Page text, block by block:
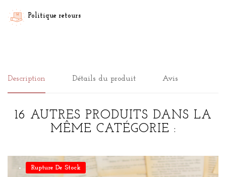
Politique retours
Description Détails du produit Avis
16 AUTRES PRODUITS DANS LA
MÊME CATÉGORIE :
Rupture De Stock